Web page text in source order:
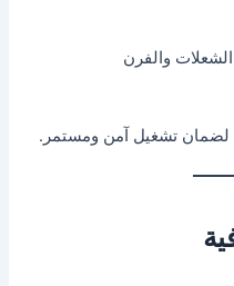
والفرن
لضمان تشغيل آمن ومستمر.